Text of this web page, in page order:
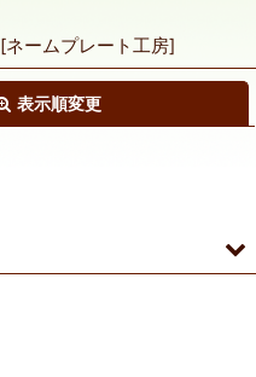
[ネームプレート工房]
表示順変更